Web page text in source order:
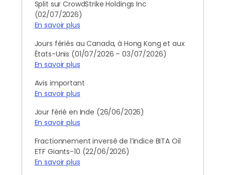
Split sur CrowdStrike Holdings Inc
(02/07/2026)
En savoir plus
Jours fériés au Canada, à Hong Kong et aux
États-Unis (01/07/2026 – 03/07/2026)
En savoir plus
Avis important
En savoir plus
Jour férié en Inde (26/06/2026)
En savoir plus
Fractionnement inversé de l’indice BITA Oil
ETF Giants-10 (22/06/2026)
En savoir plus